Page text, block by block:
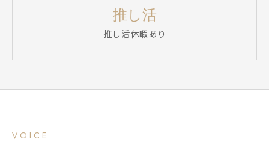
推し活
推し活休暇あり
VOICE